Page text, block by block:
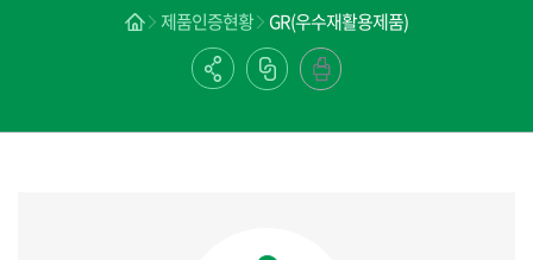
제품인증현황 GR(우수재활용제품)